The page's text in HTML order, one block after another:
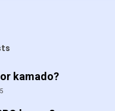
kamado?